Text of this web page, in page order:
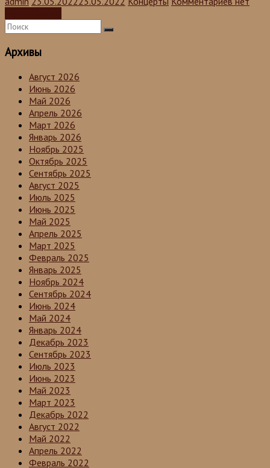
Архивы
Август 2026
Июнь 2026
Май 2026
Апрель 2026
Март 2026
Январь 2026
Ноябрь 2025
Октябрь 2025
Сентябрь 2025
Август 2025
Июль 2025
Июнь 2025
Май 2025
Апрель 2025
Март 2025
Февраль 2025
Январь 2025
Ноябрь 2024
Сентябрь 2024
Июнь 2024
Май 2024
Январь 2024
Декабрь 2023
Сентябрь 2023
Июль 2023
Июнь 2023
Май 2023
Март 2023
Декабрь 2022
Август 2022
Май 2022
Апрель 2022
Февраль 2022